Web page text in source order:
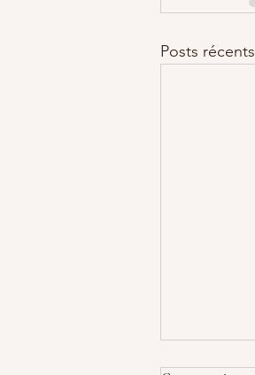
Posts récents